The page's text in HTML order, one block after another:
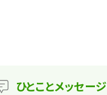
ひとことメッセージ